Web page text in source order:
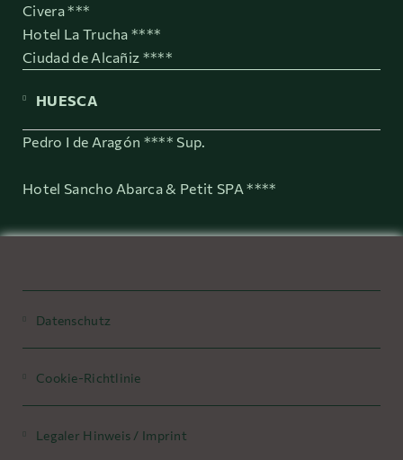
Civera ***
Hotel La Trucha ****
Ciudad de Alcañiz ****
HUESCA
Pedro I de Aragón **** Sup.
Hotel Sancho Abarca & Petit SPA ****
Datenschutz
Cookie-Richtlinie
Legaler Hinweis / Imprint